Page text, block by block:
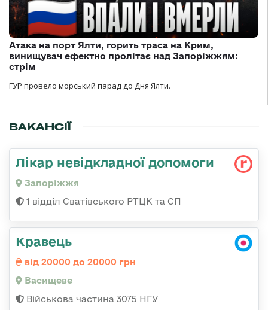
Атака на порт Ялти, горить траса на Крим,
винищувач ефектно пролітає над Запоріжжям:
стрім
ГУР провело морський парад до Дня Ялти.
ВАКАНСІЇ
Лікар невідкладної допомоги
Запоріжжя
1 відділ Сватівського РТЦК та СП
Кравець
від 20000 до 20000 грн
Васищеве
Військова частина 3075 НГУ